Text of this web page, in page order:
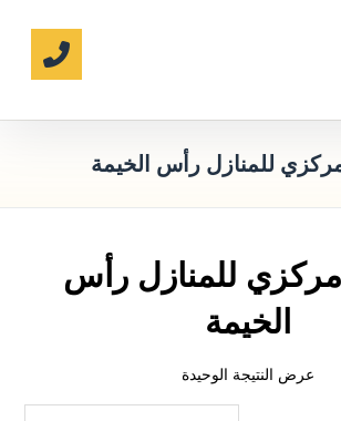
للمنازل رأس الخيمة
للمنازل رأس
الخيمة
عرض النتيجة الوحيدة